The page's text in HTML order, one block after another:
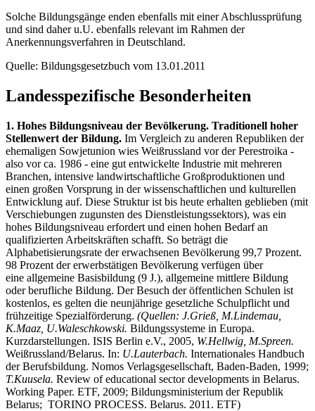
Solche Bildungsgänge enden ebenfalls mit einer Abschlussprüfung
und sind daher u.U. ebenfalls relevant im Rahmen der
Anerkennungsverfahren in Deutschland.
Quelle: Bildungsgesetzbuch vom 13.01.2011
Landesspezifische Besonderheiten
1. Hohes Bildungsniveau der Bevölkerung. Traditionell hoher
Stellenwert der Bildung. Im Vergleich zu anderen Republiken der
ehemaligen Sowjetunion wies Weißrussland vor der Perestroika -
also vor ca. 1986 - eine gut entwickelte Industrie mit mehreren
Branchen, intensive landwirtschaftliche Großproduktionen und
einen großen Vorsprung in der wissenschaftlichen und kulturellen
Entwicklung auf. Diese Struktur ist bis heute erhalten geblieben (mit
Verschiebungen zugunsten des Dienstleistungssektors), was ein
hohes Bildungsniveau erfordert und einen hohen Bedarf an
qualifizierten Arbeitskräften schafft. So beträgt die
Alphabetisierungsrate der erwachsenen Bevölkerung 99,7 Prozent.
98 Prozent der erwerbstätigen Bevölkerung verfügen über
eine allgemeine Basisbildung (9 J.), allgemeine mittlere Bildung
oder berufliche Bildung. Der Besuch der öffentlichen Schulen ist
kostenlos, es gelten die neunjährige gesetzliche Schulpflicht und
frühzeitige Spezialförderung. (Quellen: J.Grieß, M.Lindemau,
K.Maaz, U.Waleschkowski. Bildungssysteme in Europa.
Kurzdarstellungen. ISIS Berlin e.V., 2005, W.Hellwig, M.Spreen.
Weißrussland/Belarus. In: U.Lauterbach. Internationales Handbuch
der Berufsbildung. Nomos Verlagsgesellschaft, Baden-Baden, 1999;
T.Kuusela. Review of educational sector developments in Belarus.
Working Paper. ETF, 2009; Bildungsministerium der Republik
Belarus; TORINO PROCESS. Belarus. 2011. ETF)